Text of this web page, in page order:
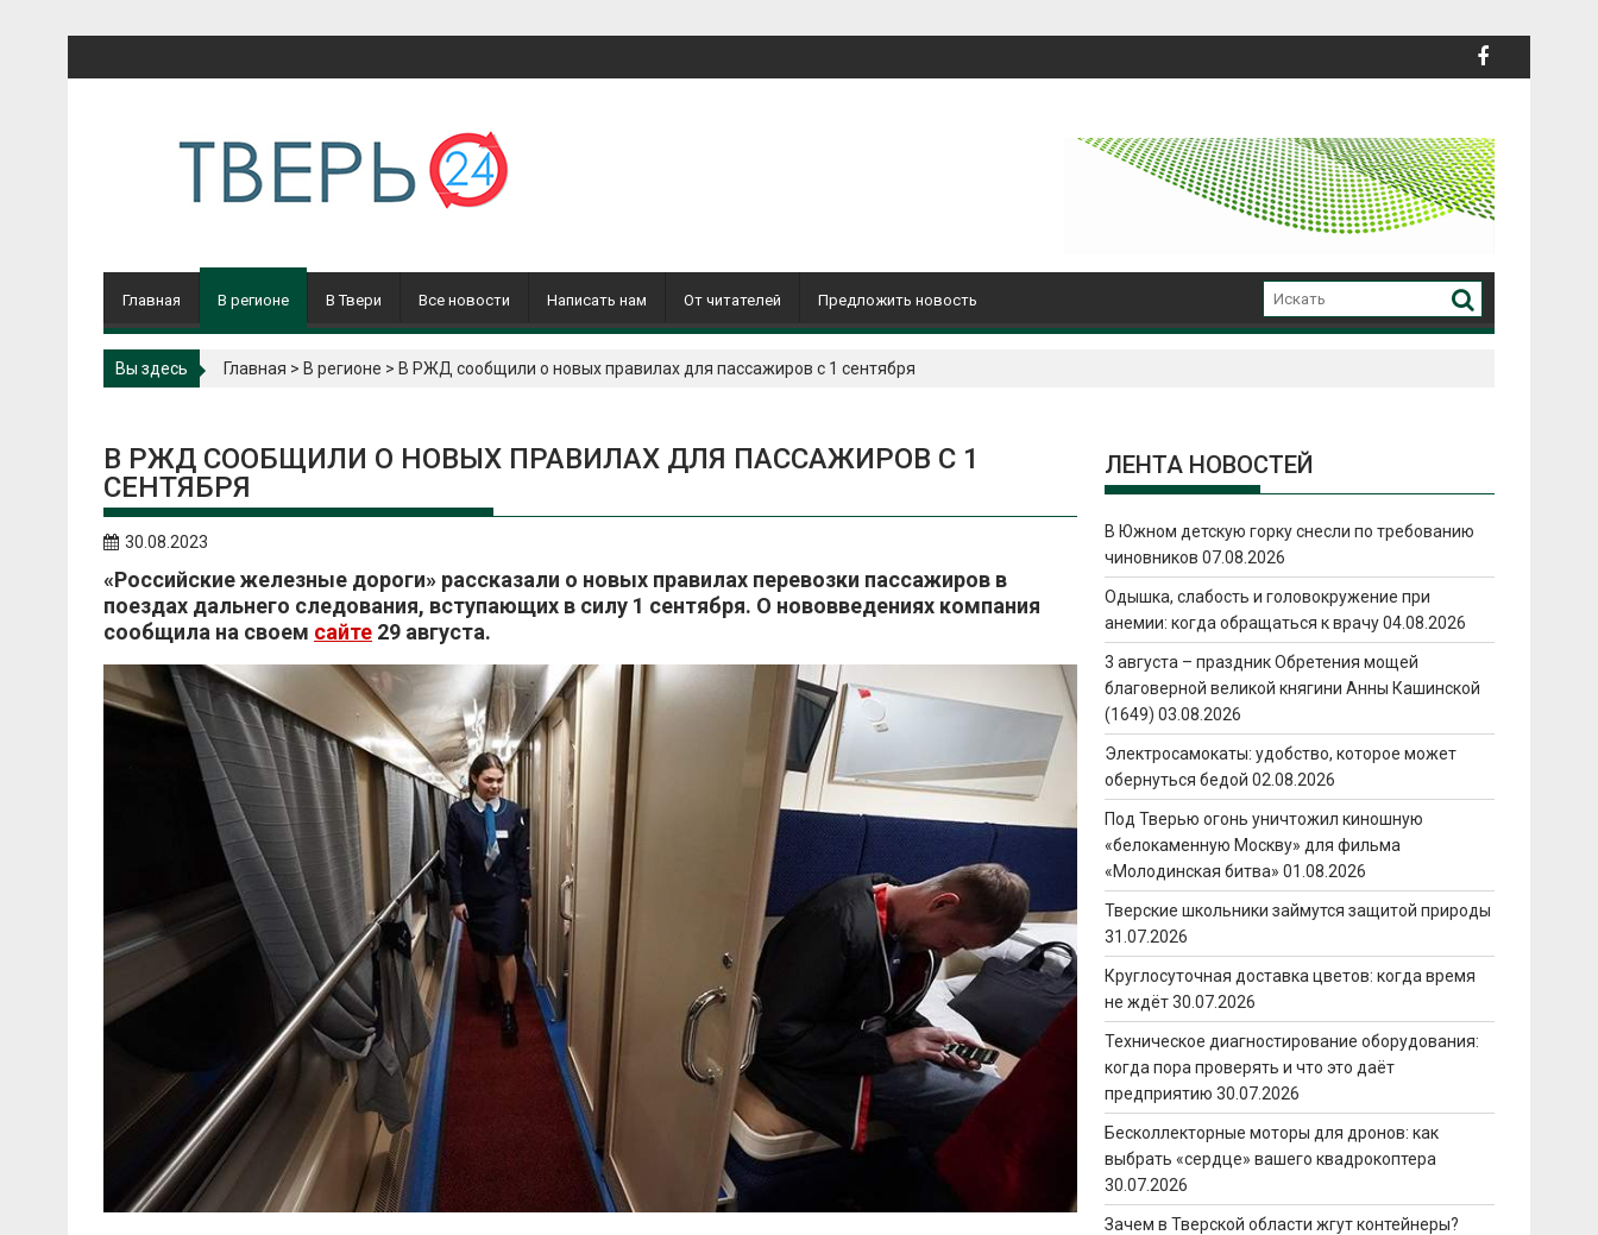
Главная В регионе В Твери Все новости Написать нам От читателей Предложить новость
Вы здесь Главная > В регионе > В РЖД сообщили о новых правилах для пассажиров с 1 сентября
В РЖД СООБЩИЛИ О НОВЫХ ПРАВИЛАХ ДЛЯ ПАССАЖИРОВ С 1
СЕНТЯБРЯ
30.08.2023
«Российские железные дороги» рассказали о новых правилах перевозки пассажиров в
поездах дальнего следования, вступающих в силу 1 сентября. О нововведениях компания
сообщила на своем сайте 29 августа.
ЛЕНТА НОВОСТЕЙ
В Южном детскую горку снесли по требованию
чиновников 07.08.2026
Одышка, слабость и головокружение при
анемии: когда обращаться к врачу 04.08.2026
3 августа – праздник Обретения мощей
благоверной великой княгини Анны Кашинской
(1649) 03.08.2026
Электросамокаты: удобство, которое может
обернуться бедой 02.08.2026
Под Тверью огонь уничтожил киношную
«белокаменную Москву» для фильма
«Молодинская битва» 01.08.2026
Тверские школьники займутся защитой природы
31.07.2026
Круглосуточная доставка цветов: когда время
не ждёт 30.07.2026
Техническое диагностирование оборудования:
когда пора проверять и что это даёт
предприятию 30.07.2026
Бесколлекторные моторы для дронов: как
выбрать «сердце» вашего квадрокоптера
30.07.2026
Зачем в Тверской области жгут контейнеры?